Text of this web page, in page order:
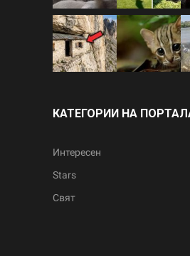
КАТЕГОРИИ НА
Интересен
Stars
Свят